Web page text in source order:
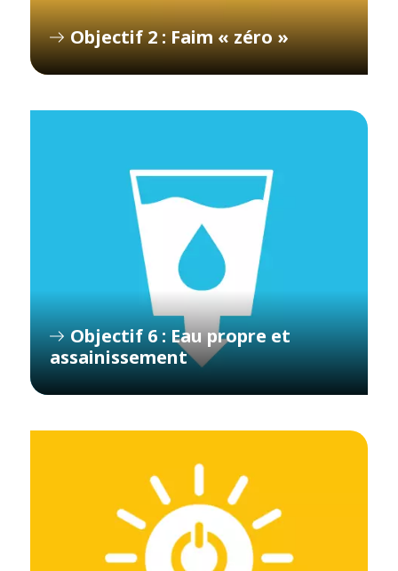
Objectif 2 : Faim « zéro »
Objectif 6 : Eau propre et
assainissement